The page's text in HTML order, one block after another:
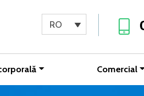
RO
Comercial